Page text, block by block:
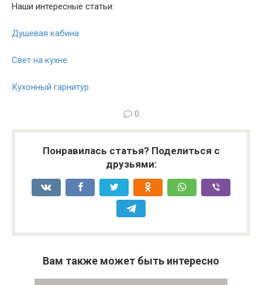
Наши интересные статьи:
Душевая кабина
Свет на кухне
Кухонный гарнитур
0
Понравилась статья? Поделиться с
друзьями:
Вам также может быть интересно